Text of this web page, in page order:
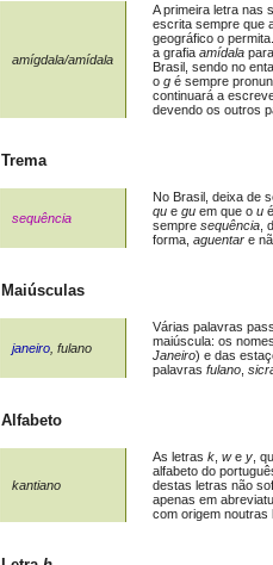
amígdala/amídala
A primeira letra nas
escrita sempre que
geográfico o
a grafia amídala
Brasil, sendo no
o g é sempre
continuará a
devendo os outros
Trema
sequência
No Brasil, deixa de
qu e gu em que o u
sempre sequência ,
forma, aguentar e
Maiúsculas
janeiro , fulano
Várias palavras
maiúscula: os
Janeiro) e das
palavras fulano
Alfabeto
kantiano
As letras k we y ,
alfabeto do
destas letras não
apenas em
com origem